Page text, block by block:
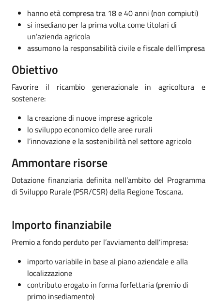
hanno età compresa tra 18 e 40 anni (non compiuti)
si insediano per la prima volta come titolari di
un’azienda agricola
assumono la responsabilità civile e fiscale dell’impresa
Obiettivo
Favorire il ricambio generazionale in agricoltura e
sostenere:
la creazione di nuove imprese agricole
lo sviluppo economico delle aree rurali
l’innovazione e la sostenibilità nel settore agricolo
Ammontare risorse
Dotazione finanziaria definita nell’ambito del Programma
di Sviluppo Rurale (PSR/CSR) della Regione Toscana.
Importo finanziabile
Premio a fondo perduto per l’avviamento dell’impresa:
importo variabile in base al piano aziendale e alla
localizzazione
contributo erogato in forma forfettaria (premio di
primo insediamento)